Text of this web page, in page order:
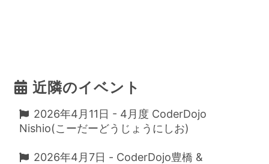
近隣のイベント
2026年4月11日 - 4月度 CoderDojo
Nishio(こーだーどうじょうにしお)
2026年4月7日 - CoderDojo豊橋 &